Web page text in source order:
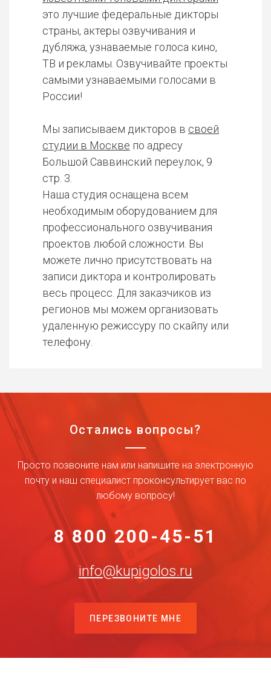
это лучшие федеральные дикторы
страны, актеры озвучивания и
дубляжа, узнаваемые голоса кино,
ТВ и рекламы. Озвучивайте проекты
самыми узнаваемыми голосами в
России!
Мы записываем дикторов в своей
студии в Москве по адресу
Большой Саввинский переулок, 9
стр. 3.
Наша студия оснащена всем
необходимым оборудованием для
профессионального озвучивания
проектов любой сложности. Вы
можете лично присутствовать на
записи диктора и контролировать
весь процесс. Для заказчиков из
регионов мы можем организовать
удаленную режиссуру по скайпу или
телефону.
Остались вопросы?
Просто позвоните нам или напишите на электронную
почту и наш специалист проконсультирует вас по
любому вопросу!
8 800 200-45-51
info@kupigolos.ru
ПЕРЕЗВОНИТЕ МНЕ